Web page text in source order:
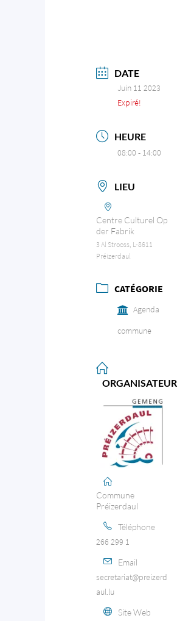
DATE
Juin 11 2023
Expiré!
HEURE
08:00 - 14:00
LIEU
Centre Culturel Op
der Fabrik
3 Al Strooss, L-8611
Préizerdaul
CATÉGORIE
Agenda
commune
ORGANISATEUR
Commune
Préizerdaul
Téléphone
266 299 1
Email
secretariat@preizerd
aul.lu
Site Web